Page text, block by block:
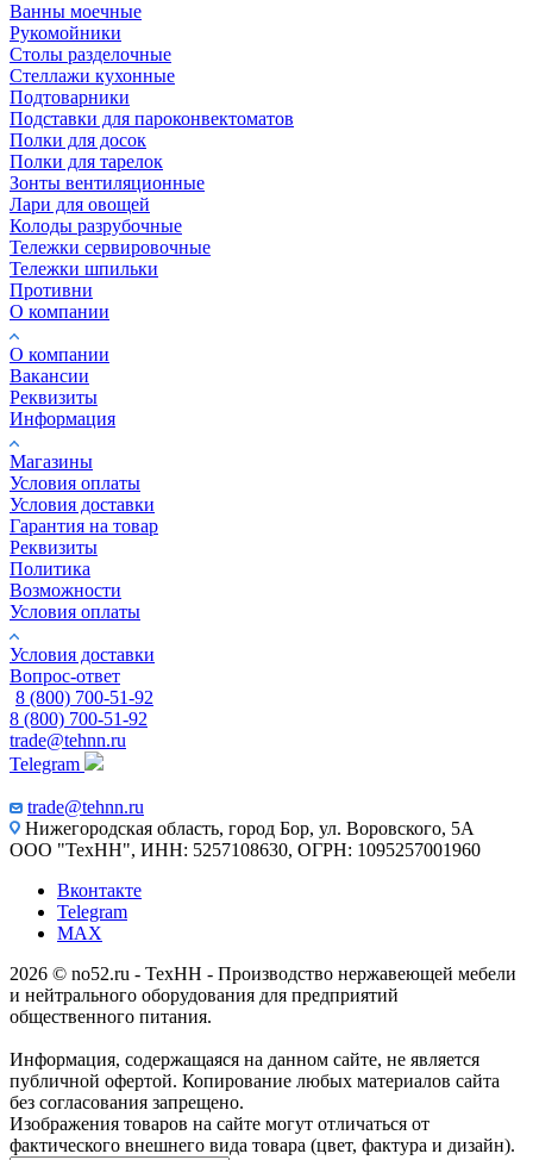
Ванны моечные
Рукомойники
Столы разделочные
Стеллажи кухонные
Подтоварники
Подставки для пароконвектоматов
Полки для досок
Полки для тарелок
Зонты вентиляционные
Лари для овощей
Колоды разрубочные
Тележки сервировочные
Тележки шпильки
Противни
О компании
О компании
Вакансии
Реквизиты
Информация
Магазины
Условия оплаты
Условия доставки
Гарантия на товар
Реквизиты
Политика
Возможности
Условия оплаты
Условия доставки
Вопрос-ответ
8 (800) 700-51-92
8 (800) 700-51-92
trade@tehnn.ru
Telegram
trade@tehnn.ru
Нижегородская область, город Бор, ул. Воровского, 5А
ООО "ТехНН", ИНН: 5257108630, ОГРН: 1095257001960
Вконтакте
Telegram
MAX
2026 © no52.ru - ТехНН - Производство нержавеющей мебели
и нейтрального оборудования для предприятий
общественного питания.
Информация, содержащаяся на данном сайте, не является
публичной офертой. Копирование любых материалов сайта
без согласования запрещено.
Изображения товаров на сайте могут отличаться от
фактического внешнего вида товара (цвет, фактура и дизайн).